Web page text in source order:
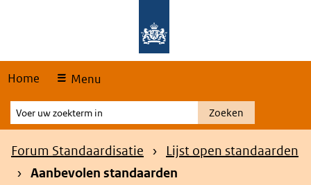
Home Menu
Voer
uw
zoekterm
Zoeken
Kruimelpad
Forum Standaardisatie
Lijst open standaarden
Aanbevolen standaarden